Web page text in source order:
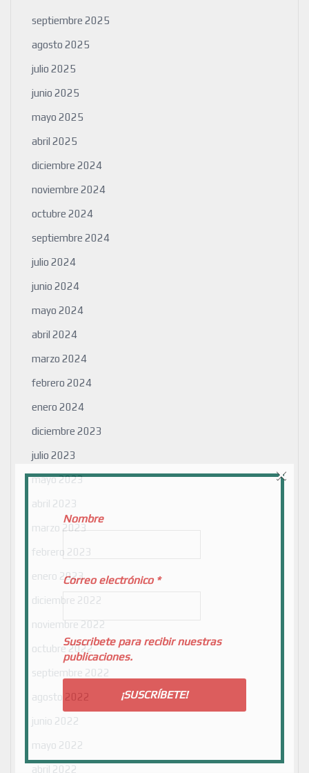
septiembre 2025
agosto 2025
julio 2025
junio 2025
mayo 2025
abril 2025
diciembre 2024
noviembre 2024
octubre 2024
septiembre 2024
julio 2024
junio 2024
mayo 2024
abril 2024
marzo 2024
febrero 2024
enero 2024
diciembre 2023
julio 2023
mayo 2023
abril 2023
marzo 2023
febrero 2023
enero 2023
diciembre 2022
noviembre 2022
octubre 2022
septiembre 2022
agosto 2022
junio 2022
mayo 2022
abril 2022
Nombre
Correo electrónico *
Suscribete para recibir nuestras
publicaciones.
×